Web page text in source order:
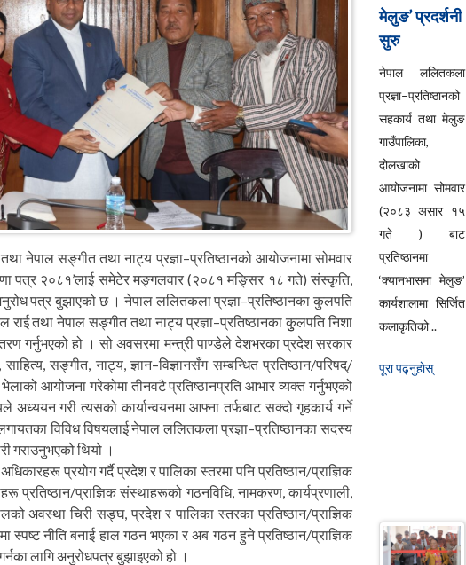
नेपाल सङ्गीत तथा नाट्य प्रज्ञा–प्रतिष्ठानको आयोजनामा सोमवार
पत्र २०८१’लाई समेटेर मङ्गलवार (२०८१ मङ्सिर १८ गते) संस्कृति,
पत्र बुझाएको छ । नेपाल ललितकला प्रज्ञा–प्रतिष्ठानका कुलपति
राई तथा नेपाल सङ्गीत तथा नाट्य प्रज्ञा–प्रतिष्ठानका कुुलपति निशा
गर्नुभएको हो । सो अवसरमा मन्त्री पाण्डेले देशभरका प्रदेश सरकार
सङ्गीत, नाट्य, ज्ञान–विज्ञानसँग सम्बन्धित प्रतिष्ठान/परिषद्/
भेलाको आयोजना गरेकोमा तीनवटै प्रतिष्ठानप्रति आभार व्यक्त गर्नुभएको
गरी त्यसको कार्यान्वयनमा आफ्ना तर्फबाट सक्दो गृहकार्य गर्ने
विविध विषयलाई नेपाल ललितकला प्रज्ञा–प्रतिष्ठानका सदस्य
गराउनुभएको थियो ।
प्रयोग गर्दै प्रदेश र पालिका स्तरमा पनि प्रतिष्ठान/प्राज्ञिक
प्रतिष्ठान/प्राज्ञिक संस्थाहरूको गठनविधि, नामकरण, कार्यप्रणाली,
अवस्था चिरी सङ्घ, प्रदेश र पालिका स्तरका प्रतिष्ठान/प्राज्ञिक
नीति बनाई हाल गठन भएका र अब गठन हुने प्रतिष्ठान/प्राज्ञिक
लागि अनुरोधपत्र बुझाइएको हो ।
मेलुङ’ प्रदर्शनी
सुरु
नेपाल ललितकला
प्रज्ञा–प्रतिष्ठानको
सहकार्य तथा मेलुङ
गाउँपालिका,
दोलखाको
आयोजनामा सोमवार
(२०८३ असार १५
गते ) बाट
प्रतिष्ठानमा
‘क्यानभासमा मेलुङ’
कार्यशालामा सिर्जित
कलाकृतिको ..
पूरा पढ्नुहाेस्